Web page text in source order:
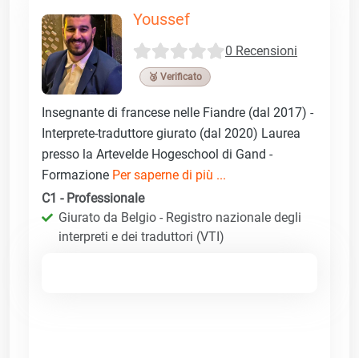
Youssef
0 Recensioni
🥉 Verificato
Insegnante di francese nelle Fiandre (dal 2017) -
Interprete-traduttore giurato (dal 2020) Laurea
presso la Artevelde Hogeschool di Gand -
Formazione Per saperne di più ...
C1 - Professionale
Giurato da Belgio - Registro nazionale degli
interpreti e dei traduttori (VTI)